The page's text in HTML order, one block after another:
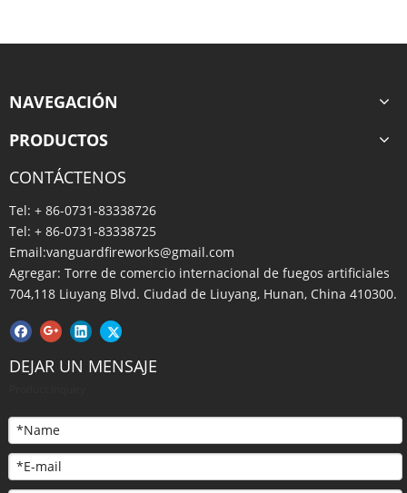
Compartir con:
VG0509 Noche estrellada
VG0509 Noche estrellada
Cantidad:
NAVEGACIÓN
PRODUCTOS
CONTÁCTENOS
Tel: + 86-0731-83338726
Tel: + 86-0731-83338725
Email:vanguardfireworks@gmail.com
Agregar: Torre de comercio internacional de fuegos artificiales
704,118 Liuyang Blvd. Ciudad de Liuyang, Hunan, China 410300.
DEJAR UN MENSAJE